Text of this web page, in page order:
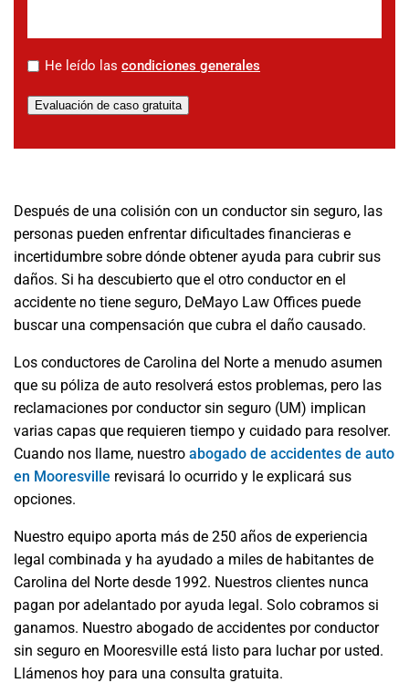
* He leído las condiciones generales
Evaluación de caso gratuita
Después de una colisión con un conductor sin seguro, las
personas pueden enfrentar dificultades financieras e
incertidumbre sobre dónde obtener ayuda para cubrir sus
daños. Si ha descubierto que el otro conductor en el
accidente no tiene seguro, DeMayo Law Offices puede
buscar una compensación que cubra el daño causado.
Los conductores de Carolina del Norte a menudo asumen
que su póliza de auto resolverá estos problemas, pero las
reclamaciones por conductor sin seguro (UM) implican
varias capas que requieren tiempo y cuidado para resolver.
Cuando nos llame, nuestro abogado de accidentes de auto
en Mooresville revisará lo ocurrido y le explicará sus
opciones.
Nuestro equipo aporta más de 250 años de experiencia
legal combinada y ha ayudado a miles de habitantes de
Carolina del Norte desde 1992. Nuestros clientes nunca
pagan por adelantado por ayuda legal. Solo cobramos si
ganamos. Nuestro abogado de accidentes por conductor
sin seguro en Mooresville está listo para luchar por usted.
Llámenos hoy para una consulta gratuita.